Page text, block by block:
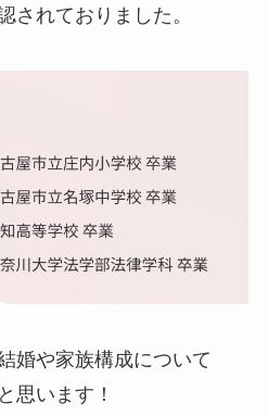
されておりました。
婚や家族構成について
思います！